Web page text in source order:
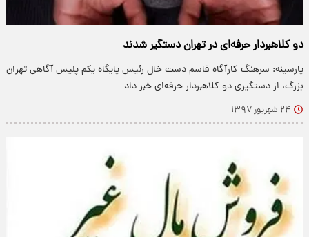
دو کلاهبردار حرفه‌ای در تهران دستگیر شدند
پارسینه: سرهنگ کارآگاه قاسم دست خال رئیس پایگاه یکم پلیس آگاهی تهران
بزرگ، از دستگیری دو کلاهبردار حرفه‌ای خبر داد
۲۴ شهریور ۱۳۹۷